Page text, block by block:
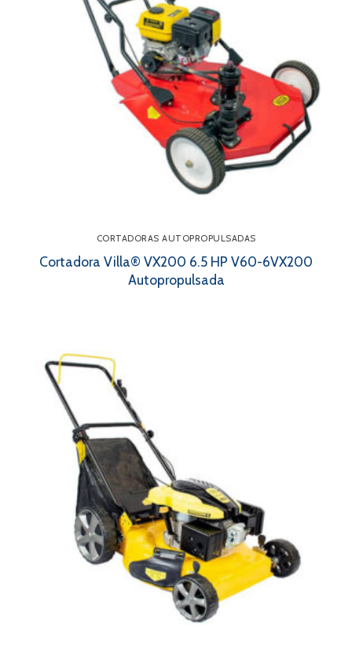
CORTADORAS AUTOPROPULSADAS
Cortadora Villa® VX200 6.5 HP V60-6VX200
Autopropulsada